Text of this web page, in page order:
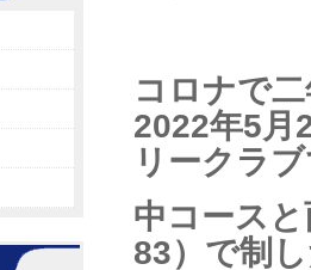
コロナで
2022年5月
リークラ
中コース
83）で制